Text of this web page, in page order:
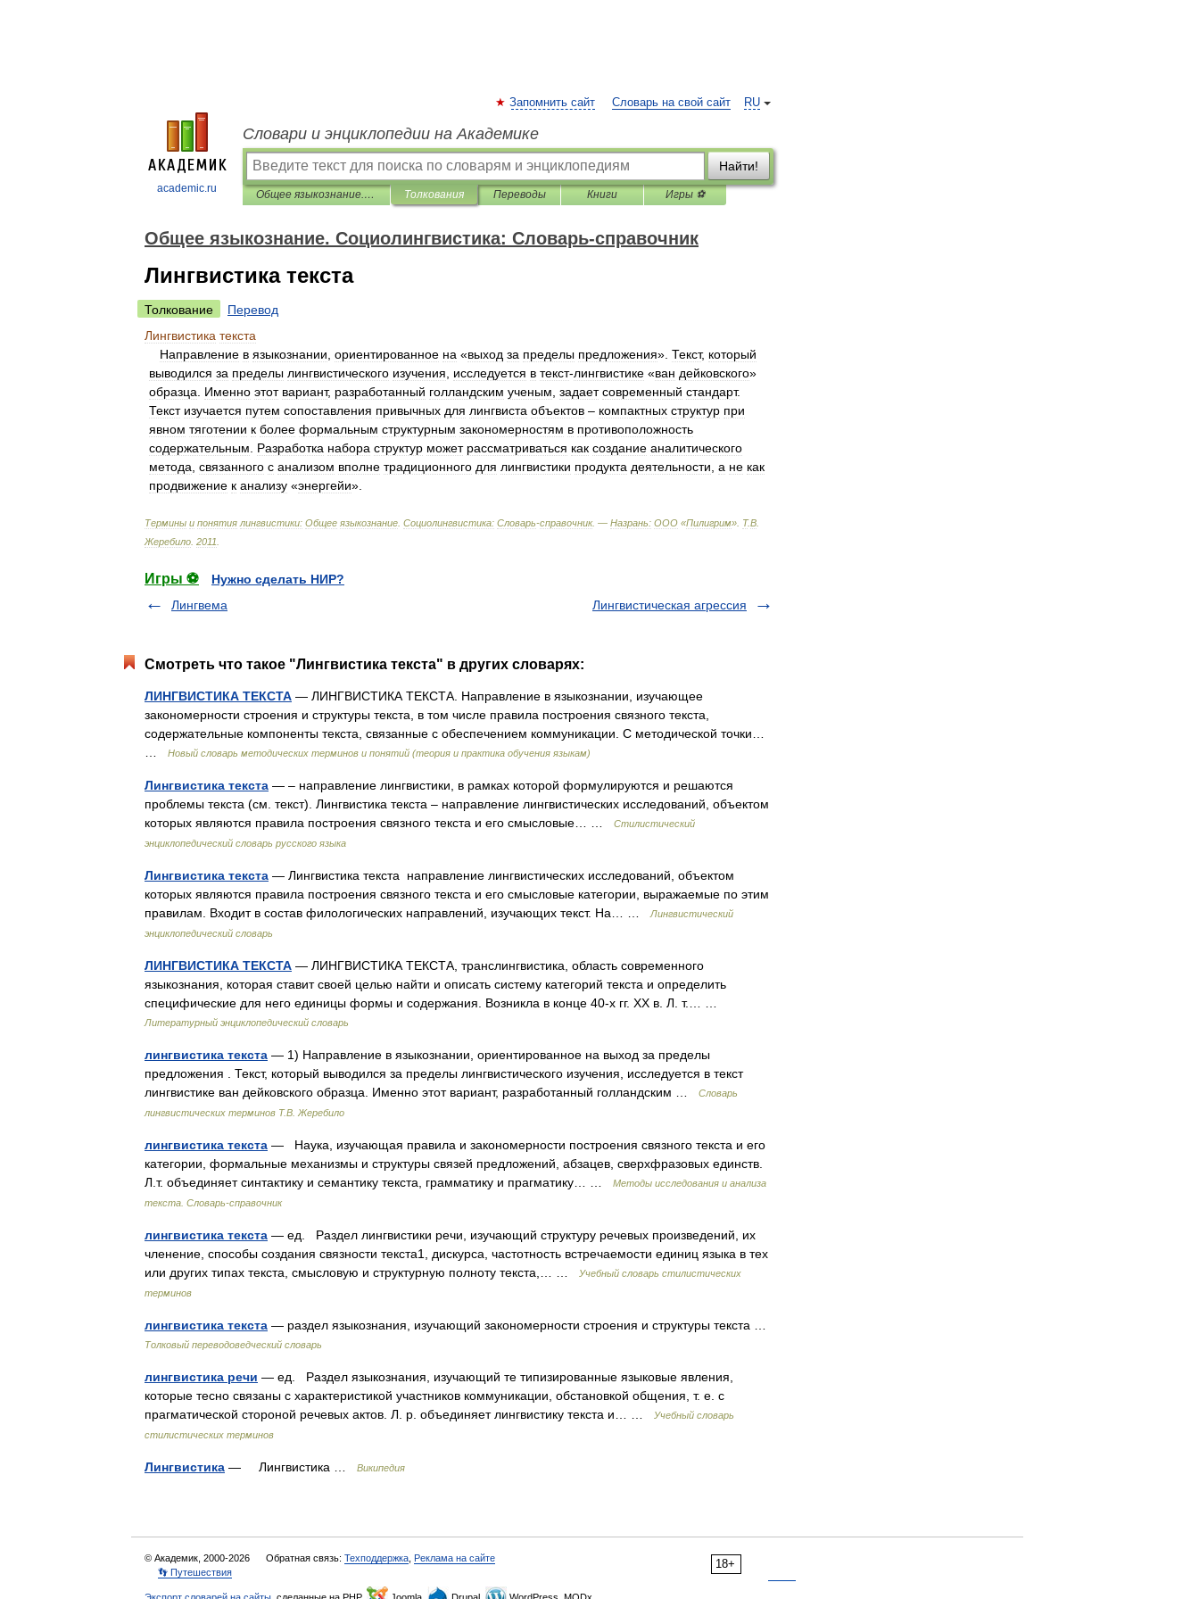
academic.ru
RU
Запомнить сайт Словарь на свой сайт
Словари и энциклопедии на Академике
Найти!
Общее языкознание. Социолингвистика: Словарь-справочник Толкования Переводы Книги Игры ⚽
Общее языкознание. Социолингвистика: Словарь-справочник
Лингвистика текста
Толкование
Перевод
Лингвистика текста
Направление в языкознании ориентированное на «выход за пределы предложения». Текст, который
выводился за пределы лингвистического изучения исследуется в текст-лингвистике «ван дейковского»
образца
Именно этот вариант, разработанный голландским ученым задает современный стандарт.
Текст изучается путем сопоставления привычных для лингвиста объектов – компактных структур при
явном тяготении к более формальным структурным закономерностям в противоположность
содержательным
Разработка набора структур может рассматриваться как создание аналитического
метода связанного с анализом вполне традиционного для лингвистики продукта деятельности а не как
продвижение к анализу «энергейи».
Термины и понятия лингвистики: Общее языкознание Социолингвистика: Словарь-справочник. — Назрань: ООО «Пилигрим» Т.В
Жеребило 2011
Игры ⚽
Нужно сделать НИР?
Лингвема
Лингвистическая агрессия
Смотреть что такое "Лингвистика текста" в других словарях:
ЛИНГВИСТИКА ТЕКСТА — ЛИНГВИСТИКА ТЕКСТА. Направление в языкознании, изучающее
закономерности строения и структуры текста, в том числе правила построения связного текста,
содержательные компоненты текста, связанные с обеспечением коммуникации. С методической точки…
Новый словарь методических терминов и понятий (теория и практика обучения языкам)
Лингвистика текста — – направление лингвистики, в рамках которой формулируются и решаются
проблемы текста (см. текст). Лингвистика текста – направление лингвистических исследований, объектом
которых являются правила построения связного текста и его смысловые… …
Стилистический
энциклопедический словарь русского языка
Лингвистика текста — Лингвистика текста направление лингвистических исследований, объектом
которых являются правила построения связного текста и его смысловые категории, выражаемые по этим
правилам. Входит в состав филологических направлений, изучающих текст. На… …
Лингвистический
энциклопедический словарь
ЛИНГВИСТИКА ТЕКСТА — ЛИНГВИСТИКА ТЕКСТА, транслингвистика, область современного
языкознания, которая ставит своей целью найти и описать систему категорий текста и определить
специфические для него единицы формы и содержания. Возникла в конце 40‑х гг. XX в. Л. т.… …
Литературный энциклопедический словарь
лингвистика текста — 1) Направление в языкознании, ориентированное на выход за пределы
предложения . Текст, который выводился за пределы лингвистического изучения, исследуется в текст
лингвистике ван дейковского образца. Именно этот вариант, разработанный голландским …
Словарь
лингвистических терминов Т.В. Жеребило
лингвистика текста — Наука, изучающая правила и закономерности построения связного текста и его
категории, формальные механизмы и структуры связей предложений, абзацев, сверхфразовых единств.
Л.т. объединяет синтактику и семантику текста, грамматику и прагматику… …
Методы исследования и анализа
текста. Словарь-справочник
лингвистика текста — ед. Раздел лингвистики речи, изучающий структуру речевых произведений, их
членение, способы создания связности текста1, дискурса, частотность встречаемости единиц языка в тех
или других типах текста, смысловую и структурную полноту текста,… …
Учебный словарь стилистических
терминов
лингвистика текста — раздел языкознания, изучающий закономерности строения и структуры текста …
Толковый переводоведческий словарь
лингвистика речи — ед. Раздел языкознания, изучающий те типизированные языковые явления,
которые тесно связаны с характеристикой участников коммуникации, обстановкой общения, т. е. с
прагматической стороной речевых актов. Л. р. объединяет лингвистику текста и… …
Учебный словарь
стилистических терминов
Лингвистика — Лингвистика … Википедия
18+
© Академик, 2000-2026 Обратная связь: Техподдержка Реклама на сайте
👣 Путешествия